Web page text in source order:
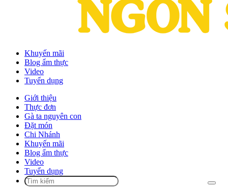
Khuyến mãi
Blog ẩm thực
Video
Tuyển dụng
Giới thiệu
Thực đơn
Gà ta nguyên con
Đặt món
Chi Nhánh
Khuyến mãi
Blog ẩm thực
Video
Tuyển dụng